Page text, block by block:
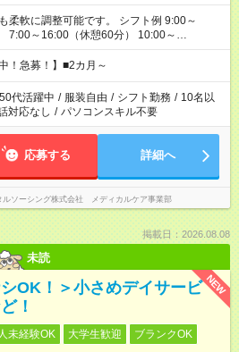
整可能です。 シフト例 9:00～
7:00～16:00（休憩60分） 10:00～
で希
もう1つのお仕事の勤務時間の合計が 週40
！急募！】■2カ月～
代活躍中 / 服装自由 / シフト勤務 / 10名以
対応なし / パソコンスキル不要
応募する 詳細へ
ルソーシング株式会社 メディカルケア事業部
掲載日：2026.08.08
未読
NEW
OK！＞小さめデイサービ
！
未経験OK 大学生歓迎
ブランクOK